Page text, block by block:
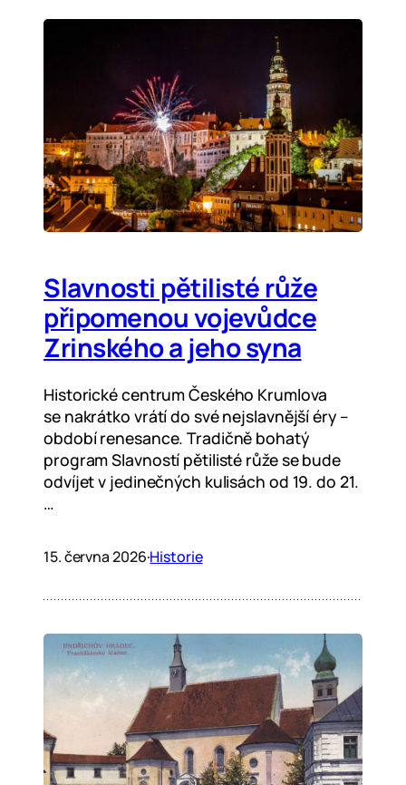
Slavnosti pětilisté růže
připomenou vojevůdce
Zrinského a jeho syna
Historické centrum Českého Krumlova
se nakrátko vrátí do své nejslavnější éry –
období renesance. Tradičně bohatý
program Slavností pětilisté růže se bude
odvíjet v jedinečných kulisách od 19. do 21.
…
15. června 2026·Historie